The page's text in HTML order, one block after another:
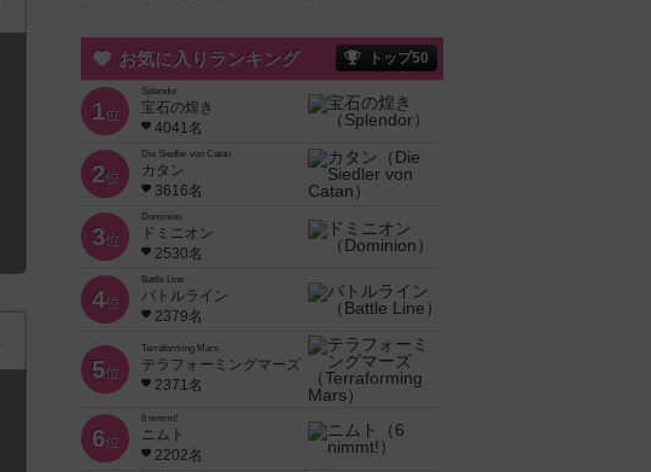
お気に入りランキング トップ50
1位
Splendor
宝石の煌き
4041名
2位
Die Siedler von Catan
カタン
3616名
3位
Dominion
ドミニオン
2530名
4位
Battle Line
バトルライン
2379名
5位
Terraforming Mars
テラフォーミングマーズ
2371名
6位
6 nimmt!
ニムト
2202名